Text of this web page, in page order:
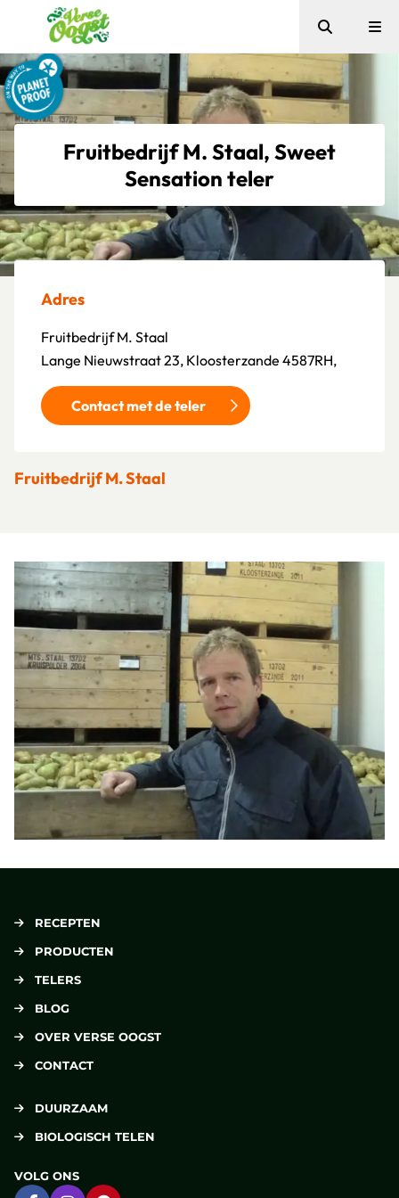
Verse Oogst
Zoeken
Fruitbedrijf M. Staal, Sweet
Sensation teler
Adres
Fruitbedrijf M. Staal
Lange Nieuwstraat 23, Kloosterzande 4587RH,
Contact met de teler
Fruitbedrijf M. Staal
RECEPTEN
PRODUCTEN
TELERS
BLOG
OVER VERSE OOGST
CONTACT
DUURZAAM
BIOLOGISCH TELEN
VOLG ONS